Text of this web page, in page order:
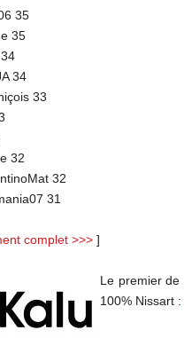
35
35
34
33
32
32
31
complet >>> ]
Le premier
100% Nissart :